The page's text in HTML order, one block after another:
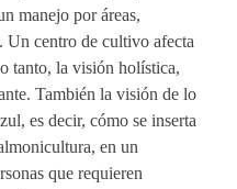
manejo por áreas,
Un centro de cultivo afecta
tanto, la visión holística,
También la visión de lo
es decir, cómo se inserta
en un
que requieren